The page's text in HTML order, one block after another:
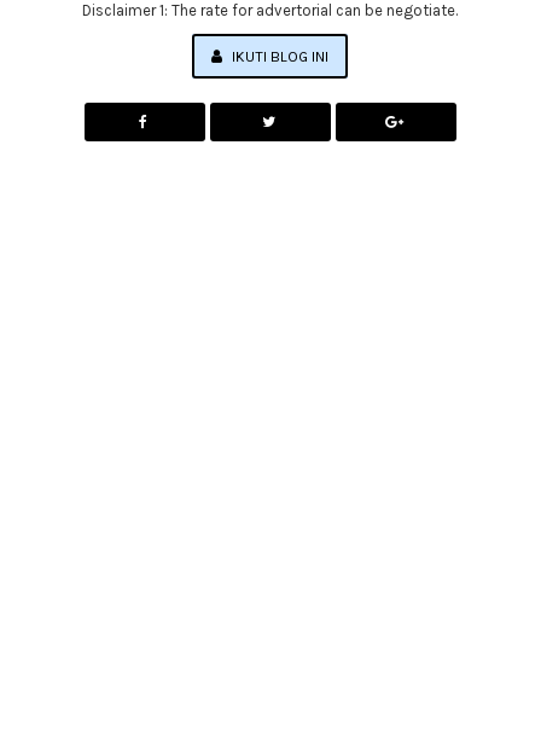
Disclaimer 1: The rate for advertorial can be negotiate.
IKUTI BLOG INI